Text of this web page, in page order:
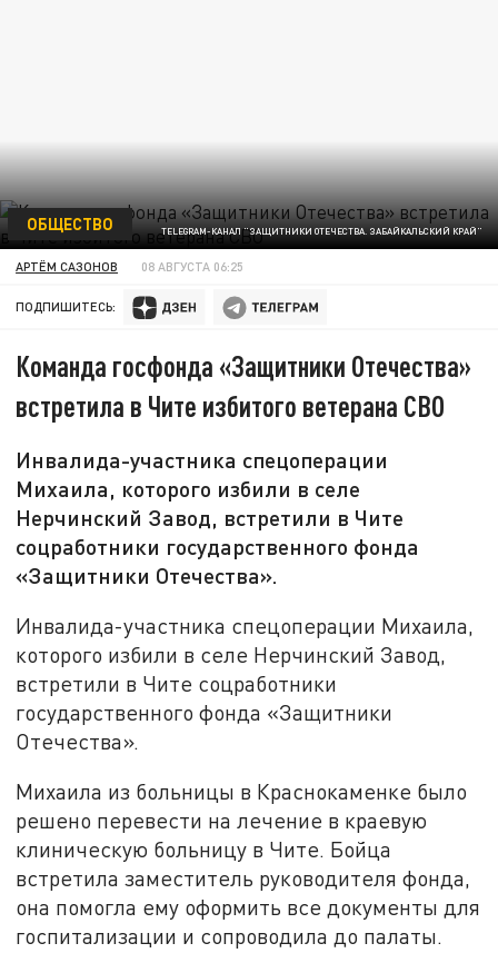
TELEGRAM-КАНАЛ "ЗАЩИТНИКИ ОТЕЧЕСТВА. ЗАБАЙКАЛЬСКИЙ КРАЙ"
ОБЩЕСТВО
АРТЁМ САЗОНОВ 08 АВГУСТА 06:25
ПОДПИШИТЕСЬ:
Команда госфонда «Защитники Отечества»
встретила в Чите избитого ветерана СВО
Инвалида-участника спецоперации
Михаила, которого избили в селе
Нерчинский Завод, встретили в Чите
соцработники государственного фонда
«Защитники Отечества».
Инвалида-участника спецоперации Михаила,
которого избили в селе Нерчинский Завод,
встретили в Чите соцработники
государственного фонда «Защитники
Отечества».
Михаила из больницы в Краснокаменке было
решено перевести на лечение в краевую
клиническую больницу в Чите. Бойца
встретила заместитель руководителя фонда,
она помогла ему оформить все документы для
госпитализации и сопроводила до палаты.